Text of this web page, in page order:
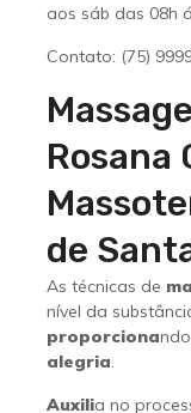
aos sáb das 08h
Contato: (75)
Rosana
de
As técnicas de
nível da
proporciona
alegria.
Auxilia no